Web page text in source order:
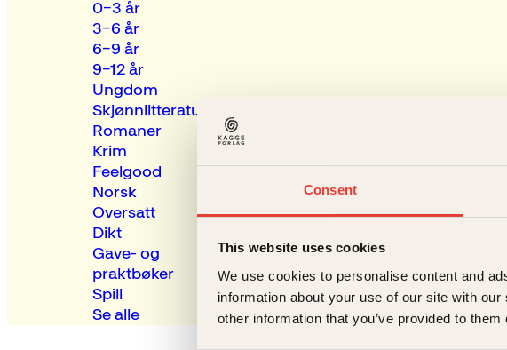
Consent
This website uses cookies
We use cookies to personalise content and
information about your use of our site with
other information that you’ve provided to
0–3 år
3–6 år
6–9 år
9–12 år
Ungdom
Skjønnlitteratur
Romaner
Krim
Feelgood
Norsk
Oversatt
Dikt
Gave- og
praktbøker
Spill
Se alle